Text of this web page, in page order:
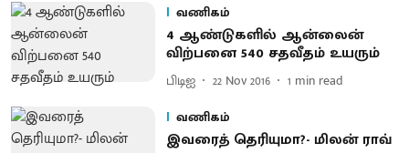
வணிகம்
4 ஆண்டுகளில் ஆன்லைன்
விற்பனை 540 சதவீதம் உயரும்
பிடிஐ 22 Nov 2016 1 min read
வணிகம்
இவரைத் தெரியுமா?- மிலன் ராவ்